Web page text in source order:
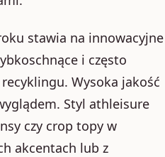
stawia na innowacyjne
i często
Wysoka jakość
Styl athleisure
czy crop topy w
akcentach lub z